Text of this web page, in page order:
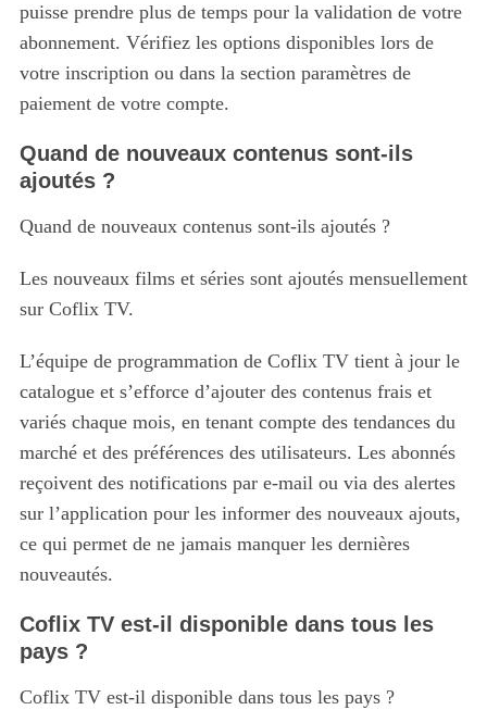
puisse prendre plus de temps pour la validation de votre
abonnement. Vérifiez les options disponibles lors de
votre inscription ou dans la section paramètres de
paiement de votre compte.
Quand de nouveaux contenus sont-ils
ajoutés ?
Quand de nouveaux contenus sont-ils ajoutés ?
Les nouveaux films et séries sont ajoutés mensuellement
sur Coflix TV.
L’équipe de programmation de Coflix TV tient à jour le
catalogue et s’efforce d’ajouter des contenus frais et
variés chaque mois, en tenant compte des tendances du
marché et des préférences des utilisateurs. Les abonnés
reçoivent des notifications par e-mail ou via des alertes
sur l’application pour les informer des nouveaux ajouts,
ce qui permet de ne jamais manquer les dernières
nouveautés.
Coflix TV est-il disponible dans tous les
pays ?
Coflix TV est-il disponible dans tous les pays ?